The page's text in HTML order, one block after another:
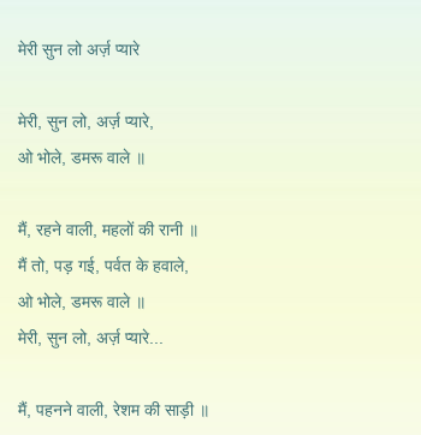
मेरी सुन लो अर्ज़ प्यारे
मेरी, सुन लो, अर्ज़ प्यारे,
ओ भोले, डमरू वाले ॥
मैं, रहने वाली, महलों की रानी ॥
मैं तो, पड़ गई, पर्वत के हवाले,
ओ भोले, डमरू वाले ॥
मेरी, सुन लो, अर्ज़ प्यारे...
मैं, पहनने वाली, रेशम की साड़ी ॥